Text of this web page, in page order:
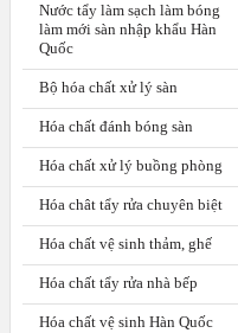
Nước tẩy làm sạch làm bóng
làm mới sàn nhập khẩu Hàn
Quốc
Bộ hóa chất xử lý sàn
Hóa chất đánh bóng sàn
Hóa chất xử lý buồng phòng
Hóa chât tẩy rửa chuyên biệt
Hóa chất vệ sinh thảm, ghế
Hóa chất tẩy rửa nhà bếp
Hóa chất vệ sinh Hàn Quốc